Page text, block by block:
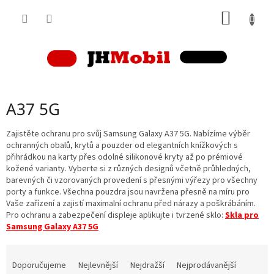
A37 5G
Zajistěte ochranu pro svůj Samsung Galaxy A37 5G. Nabízíme výběr
ochranných obalů, krytů a pouzder od elegantních knížkových s
přihrádkou na karty přes odolné silikonové kryty až po prémiové
kožené varianty. Vyberte si z různých designů včetně průhledných,
barevných či vzorovaných provedení s přesnými výřezy pro všechny
porty a funkce. Všechna pouzdra jsou navržena přesně na míru pro
Vaše zařízení a zajistí maximalní ochranu před nárazy a poškrábáním.
Pro ochranu a zabezpečení displeje aplikujte i tvrzené sklo: Skla pro
Samsung Galaxy A37 5G
Doporučujeme Nejlevnější Nejdražší
Nejprodávanější